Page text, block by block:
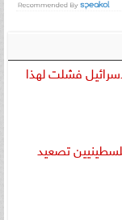
فشلت لهذا
تصعيد